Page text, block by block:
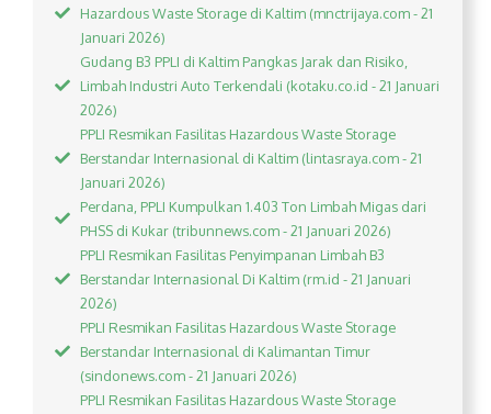
Hazardous Waste Storage di Kaltim (mnctrijaya.com - 21
Januari 2026)
Gudang B3 PPLI di Kaltim Pangkas Jarak dan Risiko,
Limbah Industri Auto Terkendali (kotaku.co.id - 21 Januari
2026)
PPLI Resmikan Fasilitas Hazardous Waste Storage
Berstandar Internasional di Kaltim (lintasraya.com - 21
Januari 2026)
Perdana, PPLI Kumpulkan 1.403 Ton Limbah Migas dari
PHSS di Kukar (tribunnews.com - 21 Januari 2026)
PPLI Resmikan Fasilitas Penyimpanan Limbah B3
Berstandar Internasional Di Kaltim (rm.id - 21 Januari
2026)
PPLI Resmikan Fasilitas Hazardous Waste Storage
Berstandar Internasional di Kalimantan Timur
(sindonews.com - 21 Januari 2026)
PPLI Resmikan Fasilitas Hazardous Waste Storage